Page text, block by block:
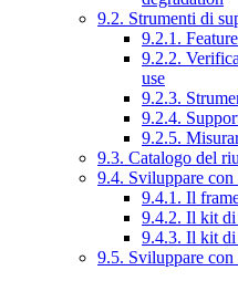
9.2. Strumenti di
9.2.1.
9.2.2.
use
9.2.3.
9.2.4.
9.2.5.
9.3. Catalogo del
9.4. Sviluppare
9.4.1. Il
9.4.2. Il kit di
9.4.3. Il kit
9.5. Sviluppare